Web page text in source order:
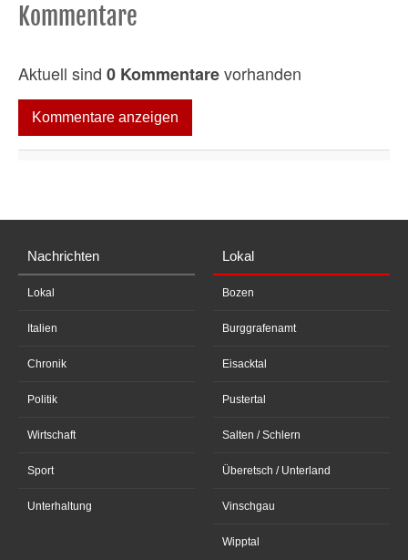
Kommentare
Aktuell sind 0 Kommentarevorhanden
Kommentare anzeigen
Nachrichten
Lokal
Italien
Chronik
Politik
Wirtschaft
Sport
Unterhaltung
Lokal
Bozen
Burggrafenamt
Eisacktal
Pustertal
Salten / Schlern
Überetsch / Unterland
Vinschgau
Wipptal